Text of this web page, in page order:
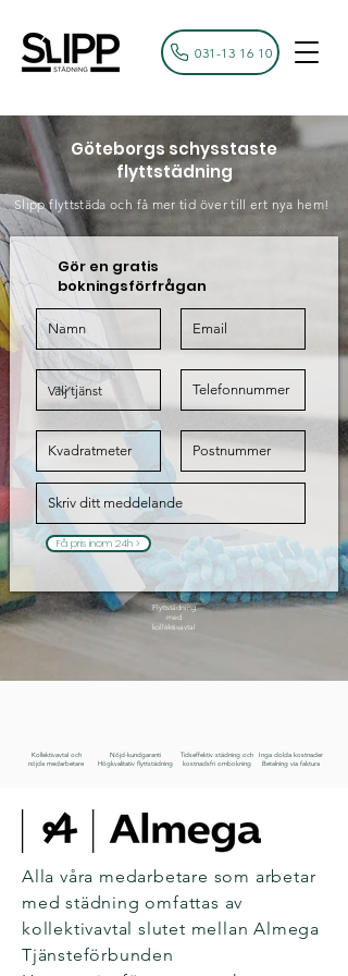
031-13 16 10
Göteborgs schysstaste
flyttstädning
Slipp flyttstäda och få mer tid över till ert nya hem!
Gör en gratis
bokningsförfrågan
Få pris inom 24h >
Flyttstädning
med
kollektivavtal
Kollektivavtal och
nöjda medarbetare
Nöjd-kundgaranti
Högkvalitativ flyttstädning
Tidseffektiv städning och
kostnadsfri ombokning
Inga dolda kostnader
Betalning via faktura
Alla våra medarbetare som arbetar
med städning omfattas av
kollektivavtal slutet mellan Almega
Tjänsteförbunden